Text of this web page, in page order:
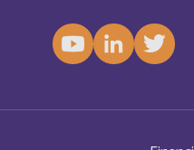
Sint Eustatius and Saba